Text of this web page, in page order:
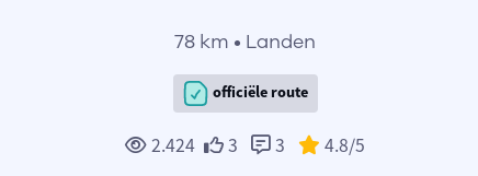
78 km • Landen
officiële route
2.424 3 3 4.8/5